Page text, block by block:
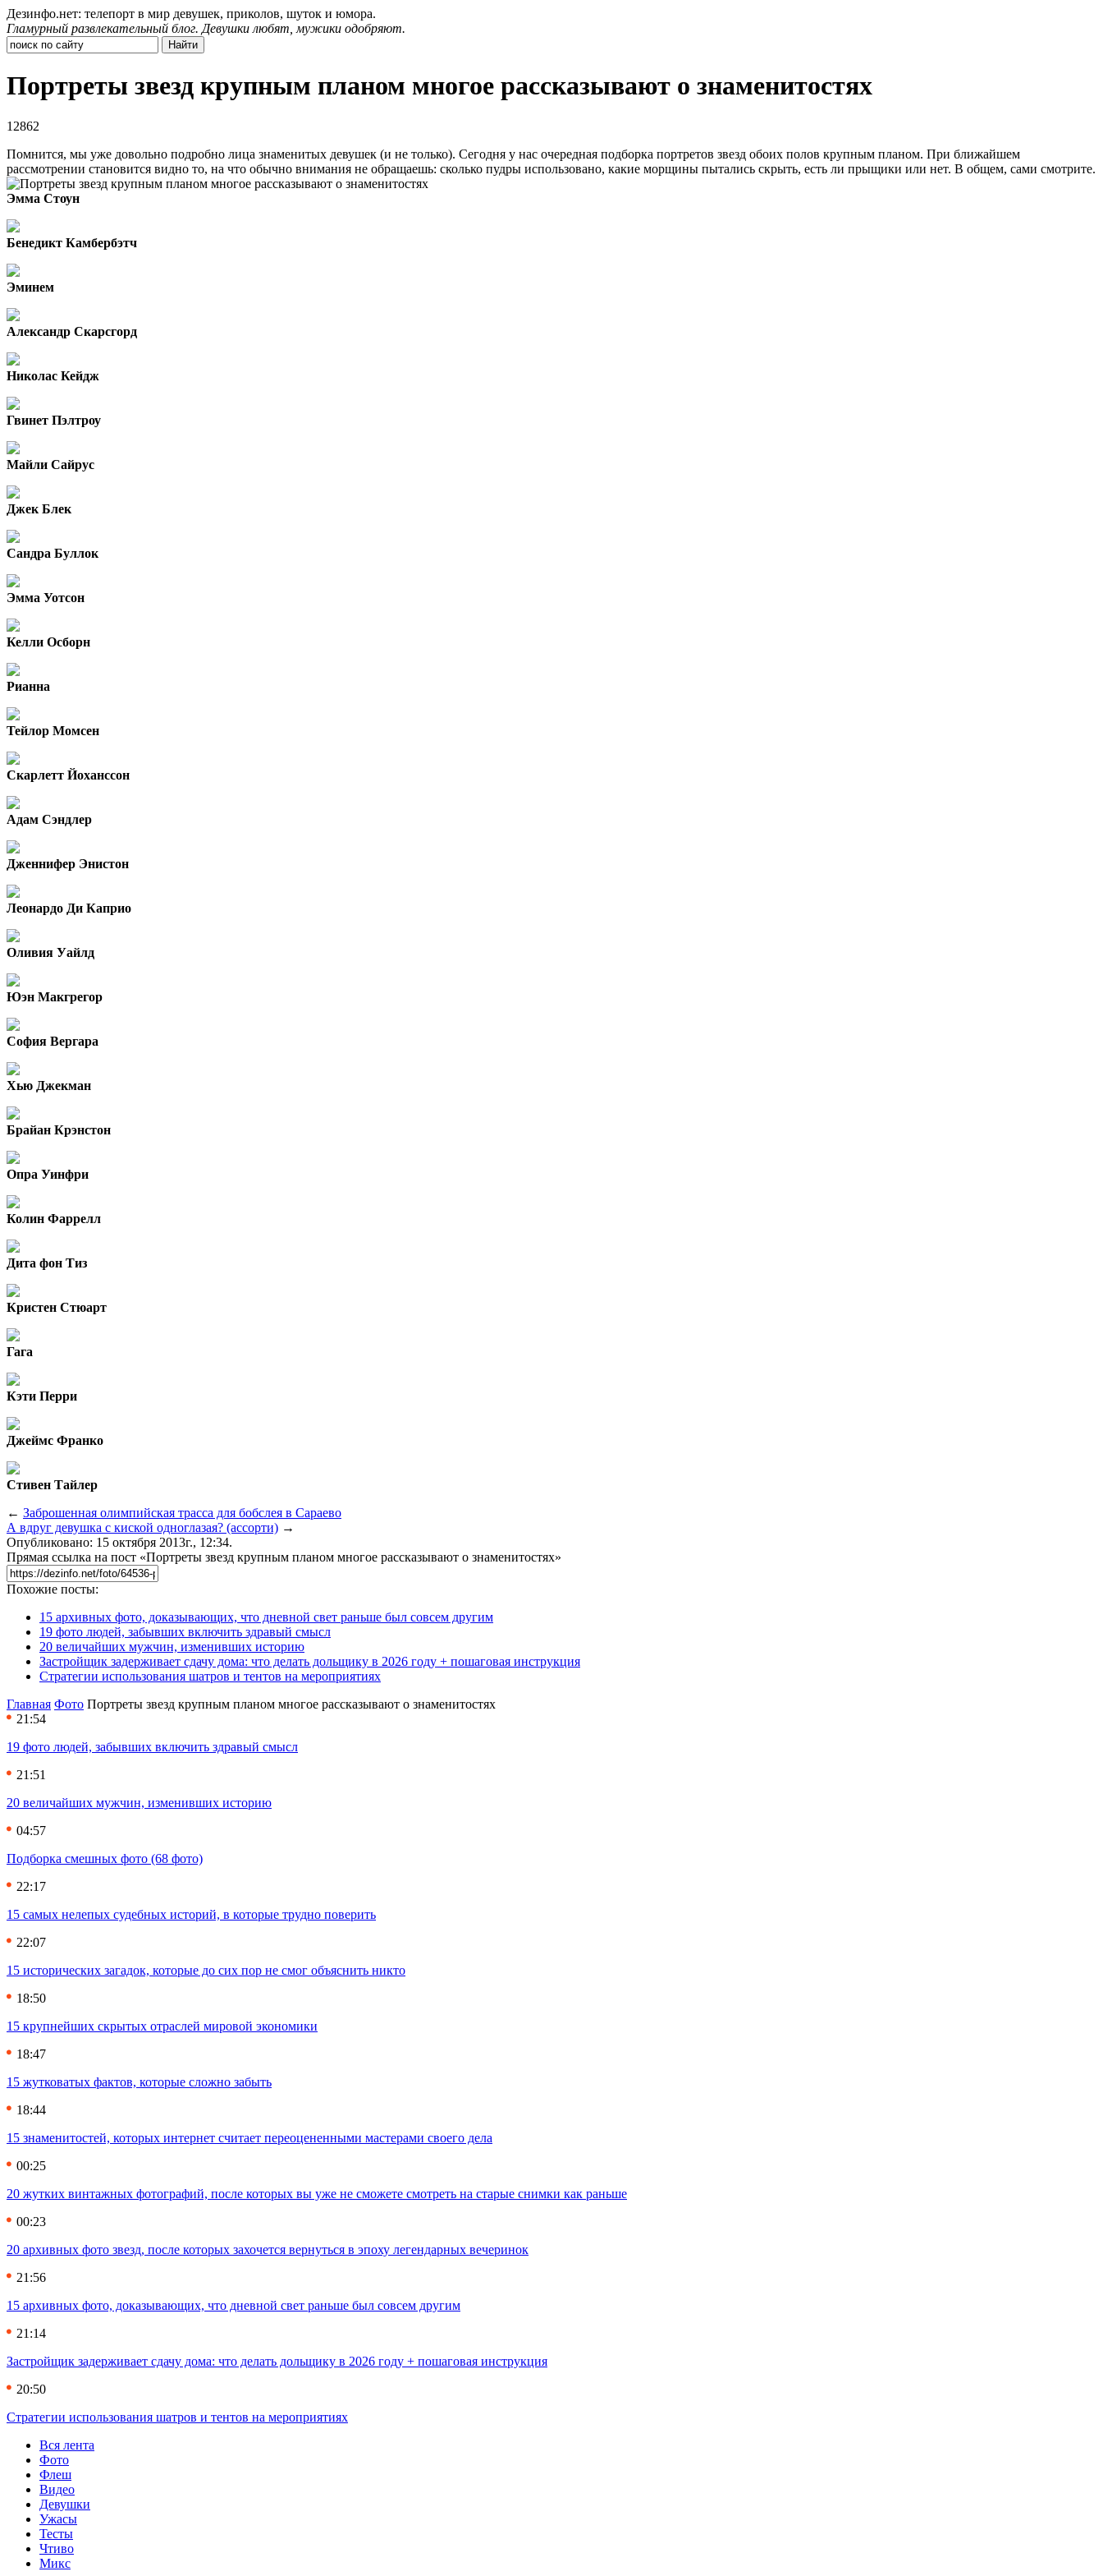
Дезинфо.нет: телепорт в мир девушек, приколов, шуток и юмора.
Гламурный развлекательный блог. Девушки любят, мужики одобряют.
Портреты звезд крупным планом многое рассказывают о знаменитостях
12862
Помнится, мы уже довольно подробно лица знаменитых девушек (и не только). Сегодня у нас очередная подборка портретов звезд обоих полов крупным планом. При ближайшем
рассмотрении становится видно то, на что обычно внимания не обращаешь: сколько пудры использовано, какие морщины пытались скрыть, есть ли прыщики или нет. В общем, сами смотрите.
Эмма Стоун
Бенедикт Камбербэтч
Эминем
Александр Скарсгорд
Николас Кейдж
Гвинет Пэлтроу
Майли Сайрус
Джек Блек
Сандра Буллок
Эмма Уотсон
Келли Осборн
Рианна
Тейлор Момсен
Скарлетт Йоханссон
Адам Сэндлер
Дженнифер Энистон
Леонардо Ди Каприо
Оливия Уайлд
Юэн Макгрегор
София Вергара
Хью Джекман
Брайан Крэнстон
Опра Уинфри
Колин Фаррелл
Дита фон Тиз
Кристен Стюарт
Гага
Кэти Перри
Джеймс Франко
Стивен Тайлер
← Заброшенная олимпийская трасса для бобслея в Сараево
А вдруг девушка с киской одноглазая? (ассорти) →
Опубликовано: 15 октября 2013г., 12:34.
Прямая ссылка на пост «Портреты звезд крупным планом многое рассказывают о знаменитостях»
Похожие посты:
15 архивных фото, доказывающих, что дневной свет раньше был совсем другим
19 фото людей, забывших включить здравый смысл
20 величайших мужчин, изменивших историю
Застройщик задерживает сдачу дома: что делать дольщику в 2026 году + пошаговая инструкция
Стратегии использования шатров и тентов на мероприятиях
Главная Фото Портреты звезд крупным планом многое рассказывают о знаменитостях
21:54
19 фото людей, забывших включить здравый смысл
21:51
20 величайших мужчин, изменивших историю
04:57
Подборка смешных фото (68 фото)
22:17
15 самых нелепых судебных историй, в которые трудно поверить
22:07
15 исторических загадок, которые до сих пор не смог объяснить никто
18:50
15 крупнейших скрытых отраслей мировой экономики
18:47
15 жутковатых фактов, которые сложно забыть
18:44
15 знаменитостей, которых интернет считает переоцененными мастерами своего дела
00:25
20 жутких винтажных фотографий, после которых вы уже не сможете смотреть на старые снимки как раньше
00:23
20 архивных фото звезд, после которых захочется вернуться в эпоху легендарных вечеринок
21:56
15 архивных фото, доказывающих, что дневной свет раньше был совсем другим
21:14
Застройщик задерживает сдачу дома: что делать дольщику в 2026 году + пошаговая инструкция
20:50
Стратегии использования шатров и тентов на мероприятиях
Вся лента
Фото
Флеш
Видео
Девушки
Ужасы
Тесты
Чтиво
Микс